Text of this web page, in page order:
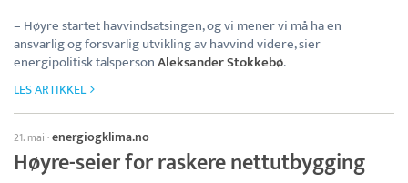
– Høyre startet havvindsatsingen, og vi mener vi må ha en
ansvarlig og forsvarlig utvikling av havvind videre, sier
energipolitisk talspersonAleksander Stokkebø.
LES ARTIKKEL
21. mai ·energiogklima.no
Høyre-seier for raskere nettutbygging